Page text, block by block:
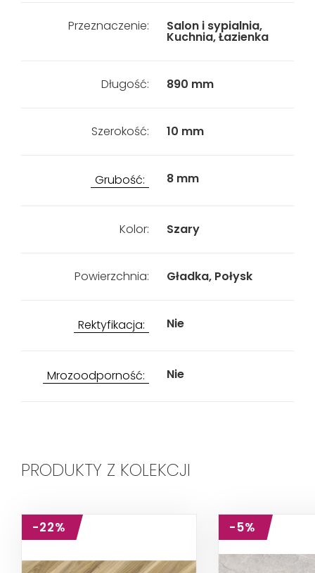
Przeznaczenie: Salon i sypialnia,
Kuchnia, Łazienka
Długość: 890 mm
Szerokość: 10 mm
Grubość: 8 mm
Kolor: Szary
Powierzchnia: Gładka, Połysk
Rektyfikacja: Nie
Mrozoodporność: Nie
PRODUKTY Z KOLEKCJI
-22% -5%